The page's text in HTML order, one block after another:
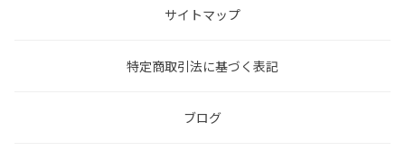
サイトマップ
特定商取引法に基づく表記
ブログ